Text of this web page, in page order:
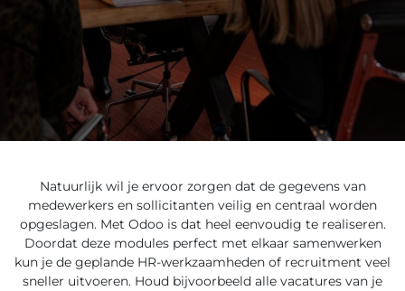
Natuurlijk wil je ervoor zorgen dat de gegevens van
medewerkers en sollicitanten veilig en centraal worden
opgeslagen. Met Odoo is dat heel eenvoudig te realiseren.
Doordat deze modules perfect met elkaar samenwerken
kun je de geplande HR-werkzaamheden of recruitment veel
sneller uitvoeren. Houd bijvoorbeeld alle vacatures van je